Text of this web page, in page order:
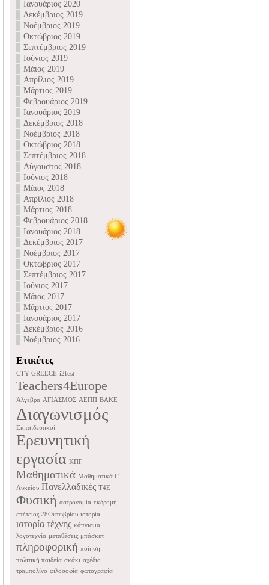
Ιανουάριος 2020
Δεκέμβριος 2019
Νοέμβριος 2019
Οκτώβριος 2019
Σεπτέμβριος 2019
Ιούνιος 2019
Μάιος 2019
Απρίλιος 2019
Μάρτιος 2019
Φεβρουάριος 2019
Ιανουάριος 2019
Δεκέμβριος 2018
Νοέμβριος 2018
Οκτώβριος 2018
Σεπτέμβριος 2018
Αύγουστος 2018
Ιούνιος 2018
Μάιος 2018
Απρίλιος 2018
Μάρτιος 2018
Φεβρουάριος 2018
Ιανουάριος 2018
Δεκέμβριος 2017
Νοέμβριος 2017
Οκτώβριος 2017
Σεπτέμβριος 2017
Ιούνιος 2017
Μάιος 2017
Μάρτιος 2017
Ιανουάριος 2017
Δεκέμβριος 2016
Νοέμβριος 2016
Ετικέτες
CTY GREECE i2fest
Teachers4Europe
Άλγεβρα ΑΓΙΑΣΜΟΣ ΑΕΠΠ ΒΑΚΕ
Διαγωνισμός
Εκπαιδευτικοί
Ερευνητική
εργασία ΚΠΓ
Μαθηματικά Μαθηματικά Γ'
Λυκείου Πανελλαδικές Τ4Ε
Φυσική αστρονομία εκδρομή
επέτειος 28Οκτωβρίου ιστορία
ιστορία τέχνης κάπνισμα
λογοτεχνία μεταθέσεις μπάσκετ
πληροφορική ποίηση
πολιτική παιδεία σκάκι σχέδιο
τραμπολίνο φιλοσοφία φωτογραφία